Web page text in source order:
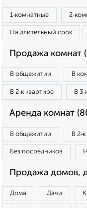
1‑комнатные
На длительный срок
Продажа комнат
В общежитии В
В 2‑к квартире В
Аренда комнат
В общежитии В
Без посредников
Продажа домов,
Дома Дачи